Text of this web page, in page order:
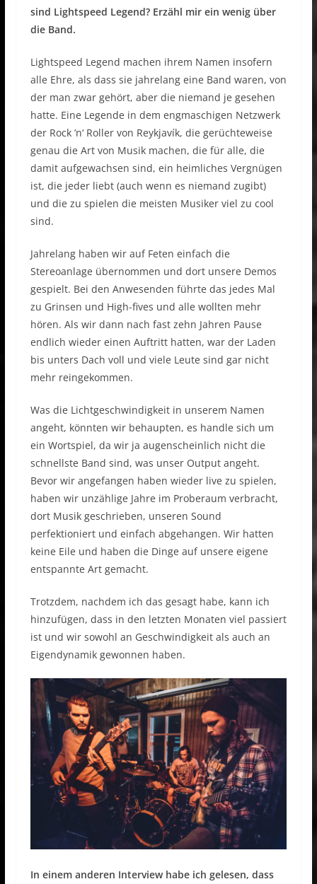
sind Lightspeed Legend? Erzähl mir ein wenig über
die Band.
Lightspeed Legend machen ihrem Namen insofern
alle Ehre, als dass sie jahrelang eine Band waren, von
der man zwar gehört, aber die niemand je gesehen
hatte. Eine Legende in dem engmaschigen Netzwerk
der Rock ’n‘ Roller von Reykjavík, die gerüchteweise
genau die Art von Musik machen, die für alle, die
damit aufgewachsen sind, ein heimliches Vergnügen
ist, die jeder liebt (auch wenn es niemand zugibt)
und die zu spielen die meisten Musiker viel zu cool
sind.
Jahrelang haben wir auf Feten einfach die
Stereoanlage übernommen und dort unsere Demos
gespielt. Bei den Anwesenden führte das jedes Mal
zu Grinsen und High-fives und alle wollten mehr
hören. Als wir dann nach fast zehn Jahren Pause
endlich wieder einen Auftritt hatten, war der Laden
bis unters Dach voll und viele Leute sind gar nicht
mehr reingekommen.
Was die Lichtgeschwindigkeit in unserem Namen
angeht, könnten wir behaupten, es handle sich um
ein Wortspiel, da wir ja augenscheinlich nicht die
schnellste Band sind, was unser Output angeht.
Bevor wir angefangen haben wieder live zu spielen,
haben wir unzählige Jahre im Proberaum verbracht,
dort Musik geschrieben, unseren Sound
perfektioniert und einfach abgehangen. Wir hatten
keine Eile und haben die Dinge auf unsere eigene
entspannte Art gemacht.
Trotzdem, nachdem ich das gesagt habe, kann ich
hinzufügen, dass in den letzten Monaten viel passiert
ist und wir sowohl an Geschwindigkeit als auch an
Eigendynamik gewonnen haben.
In einem anderen Interview habe ich gelesen, dass